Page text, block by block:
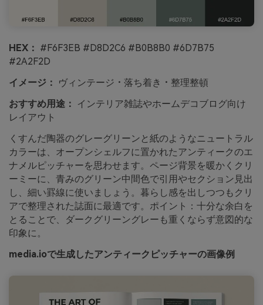
HEX： #F6F3EB #D8D2C6 #B0B8B0 #6D7B75
#2A2F2D
イメージ：
ヴィンテージ・落ち着き・整理整頓
おすすめ用途：
インテリア雑誌やホームデコブログ向け
レイアウト
くすんだ陶器のグレーグリーンと紙のようなニュートラル
カラーは、オープンシェルフに置かれたアンティークのエ
ナメルピッチャーを思わせます。ページ背景を暖かくクリ
ーミーに、青みのグリーン中間色で引用やセクション見出
し、細い罫線に使いましょう。暮らし感を出しつつもクリ
アで整理された誌面に最適です。ポイント：十分な余白を
とることで、ダークグリーングレーも重くならず意図的な
印象に。
media.ioで生成したアンティークピッチャーの画像例